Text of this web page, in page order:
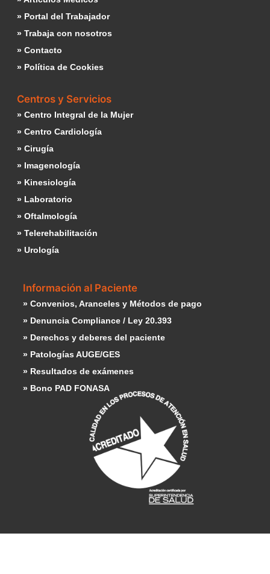
» Portal del Trabajador
» Trabaja con nosotros
» Contacto
» Política de Cookies
Centros y Servicios
» Centro Integral de la Mujer
» Centro Cardiología
» Cirugía
» Imagenología
» Kinesiología
» Laboratorio
» Oftalmología
» Telerehabilitación
» Urología
Información al Paciente
» Convenios, Aranceles y Métodos de pago
» Denuncia Compliance / Ley 20.393
» Derechos y deberes del paciente
» Patologías AUGE/GES
» Resultados de exámenes
» Bono PAD FONASA